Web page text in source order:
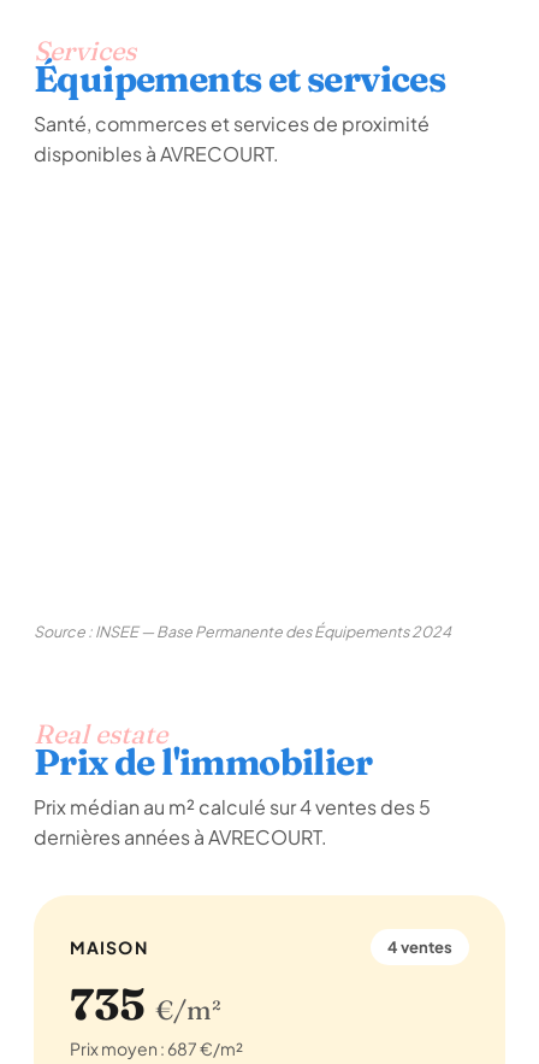
Services
Équipements et services
Santé, commerces et services de proximité
disponibles à AVRECOURT.
Source : INSEE — Base Permanente des Équipements 2024
Real estate
Prix de l'immobilier
Prix médian au m² calculé sur 4 ventes des 5
dernières années à AVRECOURT.
MAISON 4 ventes
735 €/m²
Prix moyen : 687 €/m²